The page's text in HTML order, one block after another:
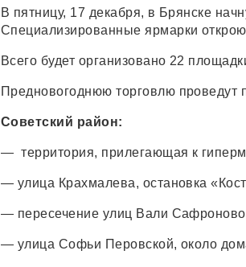
В пятницу, 17 декабря, в Брянске
Специализированные ярмарки
Всего будет организовано 22
Предновогоднюю торговлю
Советский район:
— территория, прилегающая к
— улица Крахмалева, остановка
— пересечение улиц Вали
— улица Софьи Перовской, около